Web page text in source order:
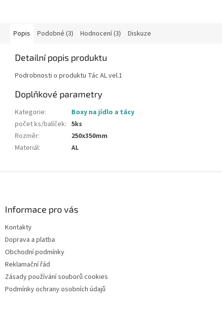
Popis Podobné (3) Hodnocení (3) Diskuze
Detailní popis produktu
Podrobnosti o produktu Tác AL vel.1
Doplňkové parametry
Kategorie:
Boxy na jídlo a tácy
počet ks/balíček: 5ks
Rozměr:
250x350mm
Materiál: AL
Informace pro vás
Kontakty
Doprava a platba
Obchodní podmínky
Reklamační řád
Zásady používání souborů cookies
Podmínky ochrany osobních údajů